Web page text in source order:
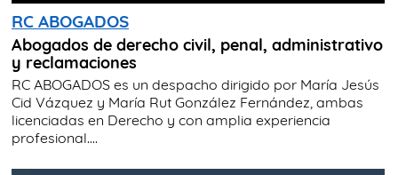
RC ABOGADOS
Abogados de derecho civil, penal, administrativo
y reclamaciones
RC ABOGADOS es un despacho dirigido por María Jesús
Cid Vázquez y María Rut González Fernández, ambas
licenciadas en Derecho y con amplia experiencia
profesional....